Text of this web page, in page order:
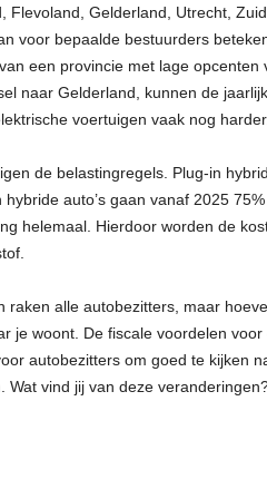
Flevoland, Gelderland, Utrecht,
voor bepaalde bestuurders
een provincie met lage
naar Gelderland, kunnen de
voertuigen vaak nog harder.
de belastingregels. Plug-in
auto’s gaan vanaf 2025
helemaal. Hierdoor worden de
raken alle autobezitters, maar
je woont. De fiscale voordelen
autobezitters om goed te kijken
Wat vind jij van deze